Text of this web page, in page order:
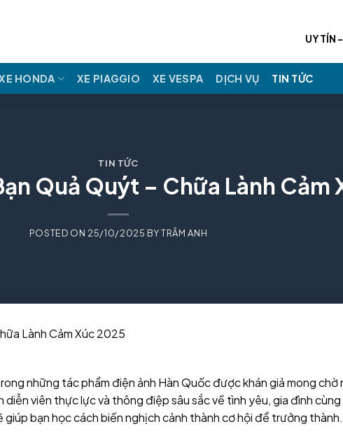
UY TÍN
HONDA XE PIAGGIO XE VESPA DỊCH VỤ TIN TỨC
TIN TỨC
Quả Quýt – Chữa Lành Cảm
POSTED ON 25/10/2025 BYTRÂM ANH
Lành Cảm Xúc 2025
những tác phẩm điện ảnh Hàn Quốc được khán giả mong
viên thực lực và thông điệp sâu sắc về tình yêu, gia đình
giúp bạn học cách biến nghịch cảnh thành cơ hội để trưởng thành.